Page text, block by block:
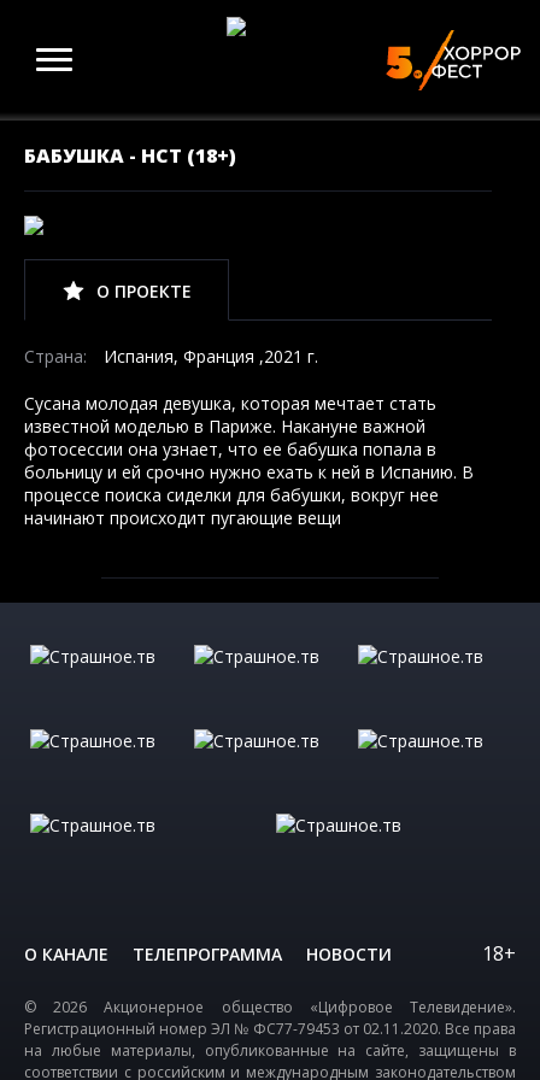
БАБУШКА - НСТ (18+)
О ПРОЕКТЕ
Страна: Испания, Франция ,2021 г.
Сусана молодая девушка, которая мечтает стать
известной моделью в Париже. Накануне важной
фотосессии она узнает, что ее бабушка попала в
больницу и ей срочно нужно ехать к ней в Испанию. В
процессе поиска сиделки для бабушки, вокруг нее
начинают происходит пугающие вещи
О КАНАЛЕ ТЕЛЕПРОГРАММА НОВОСТИ 18+
© 2026 Акционерное общество «Цифровое Телевидение».
Регистрационный номер ЭЛ № ФС77-79453 от 02.11.2020. Все права
на любые материалы, опубликованные на сайте, защищены в
соответствии с российским и международным законодательством